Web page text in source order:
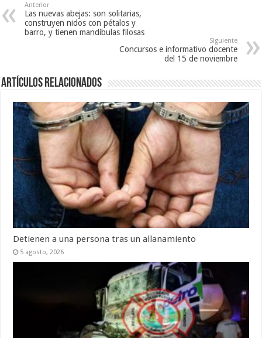
Anterior
Las nuevas abejas: son solitarias,
construyen nidos con pétalos y
barro, y tienen mandíbulas filosas
Siguiente
Concursos e informativo docente
del 15 de noviembre
Artículos Relacionados
Detienen a una persona tras un allanamiento
5 agosto, 2026